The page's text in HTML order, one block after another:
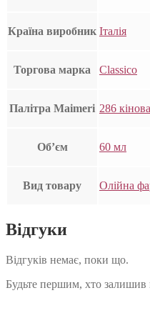
Країна виробник Італія
Торгова марка Classico
Палітра Maimeri 286
Об’єм 60 мл
Вид товару Олійна
Відгуки
Відгуків немає, поки що.
Будьте першим, хто залишив